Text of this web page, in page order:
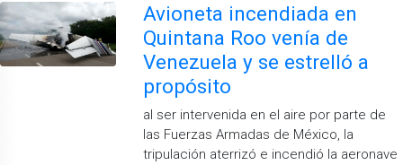
Avioneta incendiada en
Quintana Roo venía de
Venezuela y se estrelló a
propósito
al ser intervenida en el aire por parte de
las Fuerzas Armadas de México, la
tripulación aterrizó e incendió la aeronave